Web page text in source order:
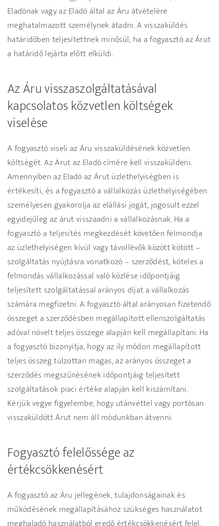
Eladónak vagy az Eladó által az Áru átvételére
meghatalmazott személynek átadni. A visszaküldés
határidőben teljesítettnek minősül, ha a fogyasztó az Árut
a határidő lejárta előtt elküldi.
Az Áru visszaszolgáltatásával
kapcsolatos közvetlen költségek
viselése
A fogyasztó viseli az Áru visszaküldésének közvetlen
költségét. Az Árut az Eladó címére kell visszaküldeni.
Amennyiben az Eladó az Árut üzlethelyiségben is
értékesíti, és a fogyasztó a vállalkozás üzlethelyiségében
személyesen gyakorolja az elállási jogát, jogosult ezzel
egyidejűleg az árut visszaadni a vállalkozásnak. Ha a
fogyasztó a teljesítés megkezdését követően felmondja
az üzlethelyiségen kívül vagy távollévők között kötött –
szolgáltatás nyújtásra vonatkozó – szerződést, köteles a
felmondás vállalkozással való közlése időpontjáig
teljesített szolgáltatással arányos díjat a vállalkozás
számára megfizetni. A fogyasztó által arányosan fizetendő
összeget a szerződésben megállapított ellenszolgáltatás
adóval növelt teljes összege alapján kell megállapítani. Ha
a fogyasztó bizonyítja, hogy az ily módon megállapított
teljes összeg túlzottan magas, az arányos összeget a
szerződés megszűnésének időpontjáig teljesített
szolgáltatások piaci értéke alapján kell kiszámítani.
Kérjük vegye figyelembe, hogy utánvéttel vagy portósan
visszaküldött Árut nem áll módunkban átvenni.
Fogyasztó felelőssége az
értékcsökkenésért
A fogyasztó az Áru jellegének, tulajdonságainak és
működésének megállapításához szükséges használatot